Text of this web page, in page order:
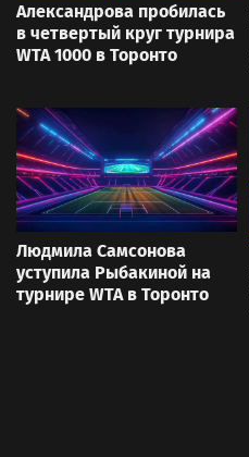
Александрова пробилась
в четвертый круг турнира
WTA 1000 в Торонто
Людмила Самсонова
уступила Рыбакиной на
турнире WTA в Торонто